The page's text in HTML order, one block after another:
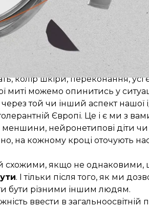
бо це лише конструкт.
колір шкіри, переконання, усі
можемо опинитись у
той чи інший аспект нашої
Європі. Це і є ми з
меншини, нейронетипові діти
на кожному кроці оточують
схожими, якщо не однаковими,
. І тільки після того, як ми
бути різними іншим людям.
ввести в загальноосвітній